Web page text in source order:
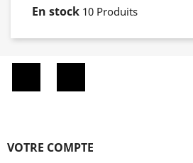
En stock 10 Produits
VOTRE COMPTE